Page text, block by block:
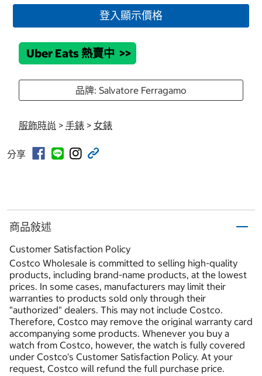
登入顯示價格
Uber Eats 熱賣中 >>
品牌: Salvatore Ferragamo
服飾時尚 > 手錶 > 女錶
分享
商品敍述
Customer Satisfaction Policy
Costco Wholesale is committed to selling high-quality
products, including brand-name products, at the lowest
prices. In some cases, manufacturers may limit their
warranties to products sold only through their
"authorized" dealers. This may not include Costco.
Therefore, Costco may remove the original warranty card
accompanying some products. Whenever you buy a
watch from Costco, however, the watch is fully covered
under Costco's Customer Satisfaction Policy. At your
request, Costco will refund the full purchase price.